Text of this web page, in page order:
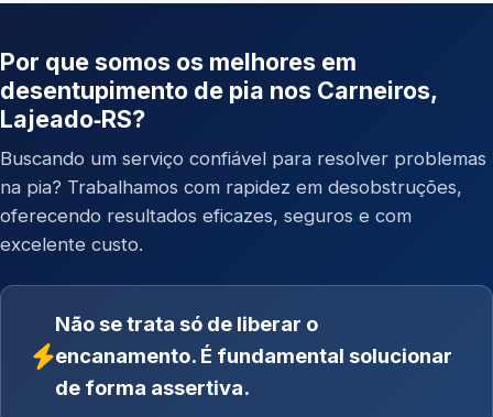
Por que somos os melhores em
desentupimento de pia nos Carneiros,
Lajeado‑RS?
Buscando um serviço confiável para resolver problemas
na pia? Trabalhamos com rapidez em desobstruções,
oferecendo resultados eficazes, seguros e com
excelente custo.
Não se trata só de liberar o
encanamento. É fundamental solucionar
de forma assertiva.